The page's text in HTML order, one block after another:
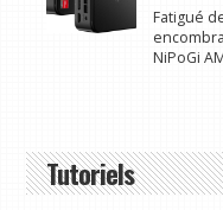
Fatigué
NiPoGi
Tutoriels